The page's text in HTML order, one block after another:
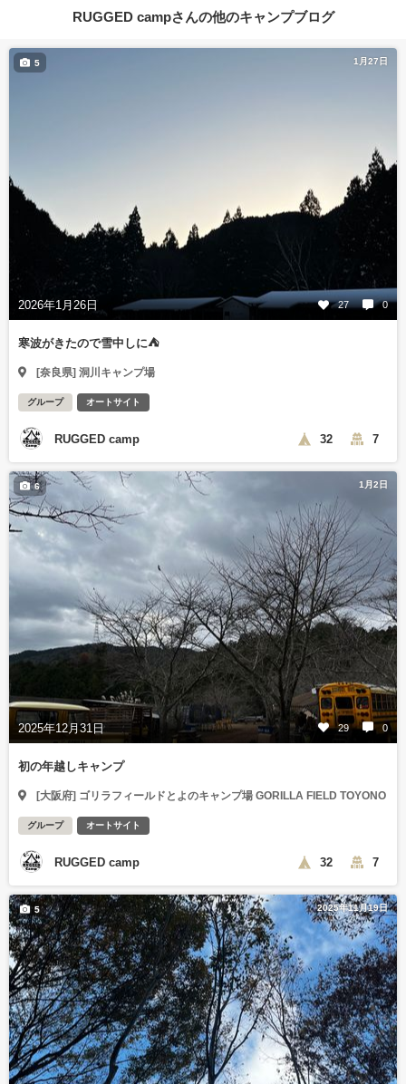
RUGGED campさんの他のキャンプブログ
1月27日
2026年1月26日 27 0
5
寒波がきたので雪中しに⛺️
[奈良県] 洞川キャンプ場
グループ オートサイト
RUGGED camp 32 7
1月2日
2025年12月31日 29 0
6
初の年越しキャンプ
[大阪府] ゴリラフィールドとよのキャンプ場 GORILLA FIELD TOYONO
グループ オートサイト
RUGGED camp 32 7
2025年11月19日
5